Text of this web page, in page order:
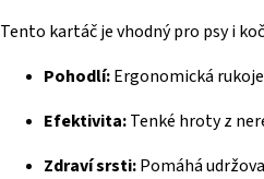
Tento kartáč je vhodný pro psy i
Pohodlí:Ergonomická
Efektivita:Tenké hroty z
Zdraví srsti:Pomáhá